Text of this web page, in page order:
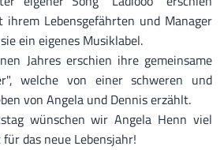
ihrem Lebensgefährten und Manager
ein eigenes Musiklabel.
Jahres erschien ihre gemeinsame
welche von einer schweren und
von Angela und Dennis erzählt.
wünschen wirAngela Henn viel
das neue Lebensjahr!